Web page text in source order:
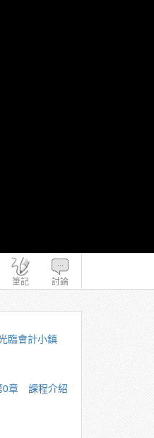
筆記 討論
臨會計小鎮
0章 課程介紹